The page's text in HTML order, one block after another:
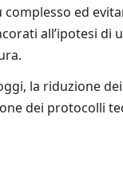
ed
all’ipotesi di
la riduzione
dei protocolli